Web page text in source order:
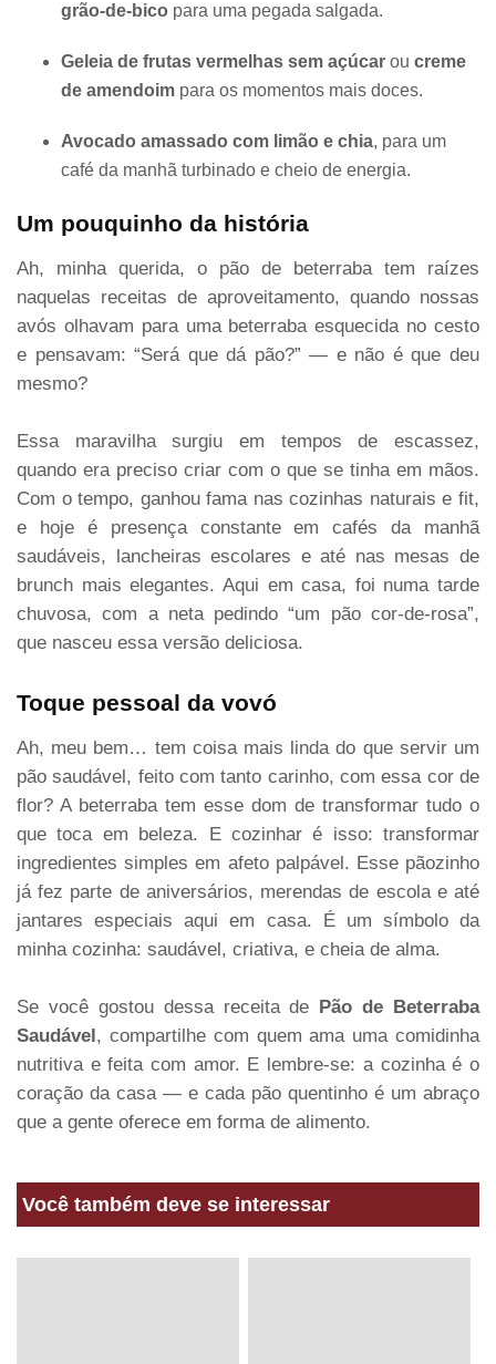
grão-de-bico para uma pegada salgada.
Geleia de frutas vermelhas sem açúcar ou creme
de amendoim para os momentos mais doces.
Avocado amassado com limão e chia, para um
café da manhã turbinado e cheio de energia.
Um pouquinho da história
Ah, minha querida, o pão de beterraba tem raízes
naquelas receitas de aproveitamento, quando nossas
avós olhavam para uma beterraba esquecida no cesto
e pensavam: “Será que dá pão?” — e não é que deu
mesmo?
Essa maravilha surgiu em tempos de escassez,
quando era preciso criar com o que se tinha em mãos.
Com o tempo, ganhou fama nas cozinhas naturais e fit,
e hoje é presença constante em cafés da manhã
saudáveis, lancheiras escolares e até nas mesas de
brunch mais elegantes. Aqui em casa, foi numa tarde
chuvosa, com a neta pedindo “um pão cor-de-rosa”,
que nasceu essa versão deliciosa.
Toque pessoal da vovó
Ah, meu bem… tem coisa mais linda do que servir um
pão saudável, feito com tanto carinho, com essa cor de
flor? A beterraba tem esse dom de transformar tudo o
que toca em beleza. E cozinhar é isso: transformar
ingredientes simples em afeto palpável. Esse pãozinho
já fez parte de aniversários, merendas de escola e até
jantares especiais aqui em casa. É um símbolo da
minha cozinha: saudável, criativa, e cheia de alma.
Se você gostou dessa receita de Pão de Beterraba
Saudável, compartilhe com quem ama uma comidinha
nutritiva e feita com amor. E lembre-se: a cozinha é o
coração da casa — e cada pão quentinho é um abraço
que a gente oferece em forma de alimento.
Você também deve se interessar